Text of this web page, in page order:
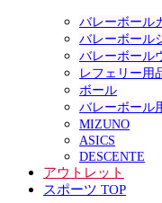
バレーボール
バレーボール
バレーボール
レフェリー用
ボール
バレーボール
MIZUNO
ASICS
DESCENTE
アウトレット
スポーツ TOP